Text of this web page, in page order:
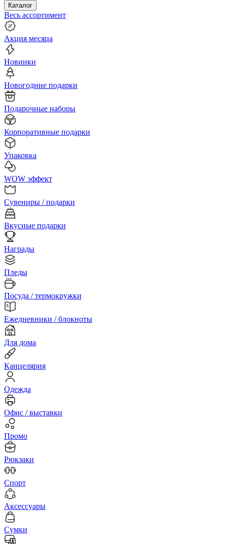
Каталог
Весь ассортимент
Акция месяца
Новинки
Новогодние подарки
Подарочные наборы
Корпоративные подарки
Упаковка
WOW эффект
Сувениры / подарки
Вкусные подарки
Награды
Пледы
Посуда / термокружки
Ежедневники / блокноты
Для дома
Канцелярия
Одежда
Офис / выставки
Промо
Рюкзаки
Спорт
Аксессуары
Сумки